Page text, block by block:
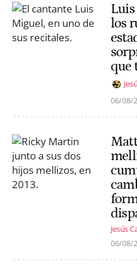
Luis
los
que
06/08/
Jesús
06/08/